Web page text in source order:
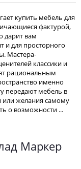
купить мебель для
фактурой,
дарит вам
и для просторного
Мастера-
классики и
рациональным
именно
передают мебель в
или желания самому
о возможности ...
Маркер